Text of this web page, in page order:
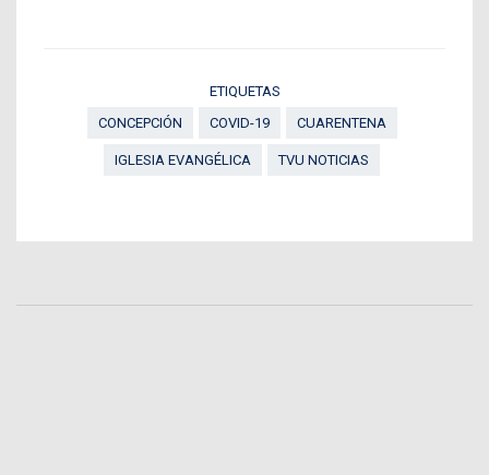
ETIQUETAS
CONCEPCIÓN
COVID-19 CUARENTENA
IGLESIA EVANGÉLICA TVU NOTICIAS